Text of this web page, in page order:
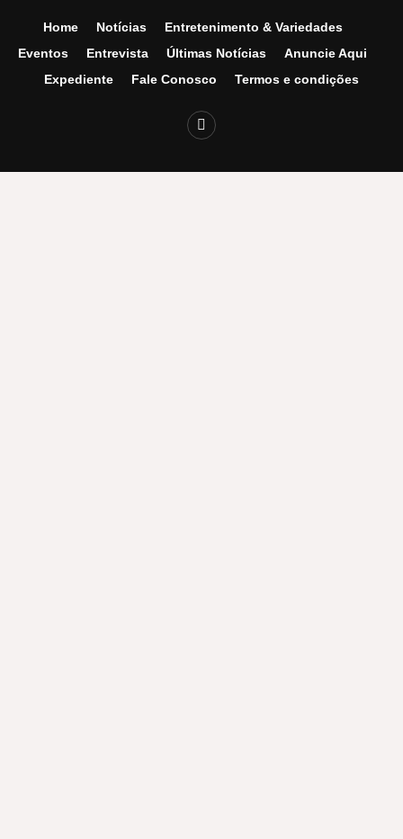
Home Notícias
Entretenimento & Variedades
Eventos
Entrevista Últimas Notícias
Anuncie Aqui
Expediente
Fale Conosco Termos e condições